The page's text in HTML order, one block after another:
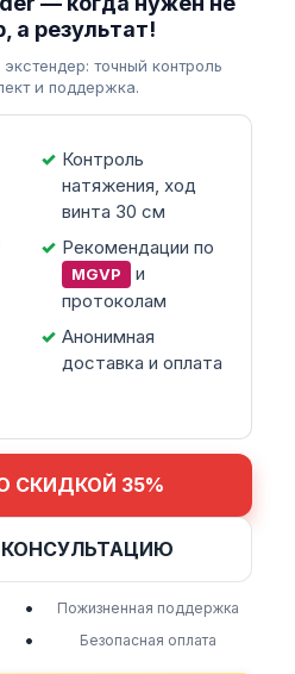
а результат!
точный контроль
и поддержка.
Контроль
натяжения, ход
винта 30 см
Рекомендации по
MGVP
и
протоколам
Анонимная
доставка и оплата
СКИДКОЙ 35%
•
Пожизненная поддержка
• Безопасная оплата